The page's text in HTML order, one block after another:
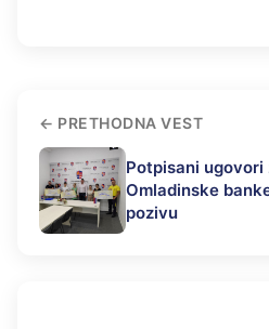
PRETHODNA VEST
Potpisani
Omladinske
pozivu